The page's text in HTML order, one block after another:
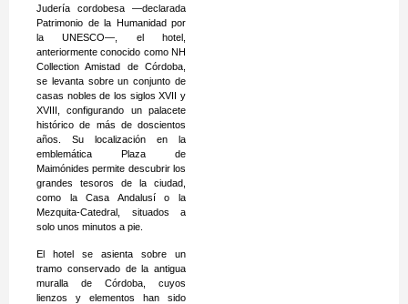
Judería cordobesa —declarada
Patrimonio de la Humanidad por
la UNESCO—, el hotel,
anteriormente conocido como NH
Collection Amistad de Córdoba,
se levanta sobre un conjunto de
casas nobles de los siglos XVII y
XVIII, configurando un palacete
histórico de más de doscientos
años. Su localización en la
emblemática Plaza de
Maimónides permite descubrir los
grandes tesoros de la ciudad,
como la Casa Andalusí o la
Mezquita-Catedral, situados a
solo unos minutos a pie.
El hotel se asienta sobre un
tramo conservado de la antigua
muralla de Córdoba, cuyos
lienzos y elementos han sido